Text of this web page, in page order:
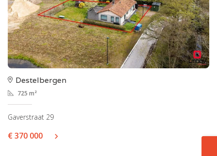
Destelbergen
725 m²
Gaverstraat 29
€ 370 000